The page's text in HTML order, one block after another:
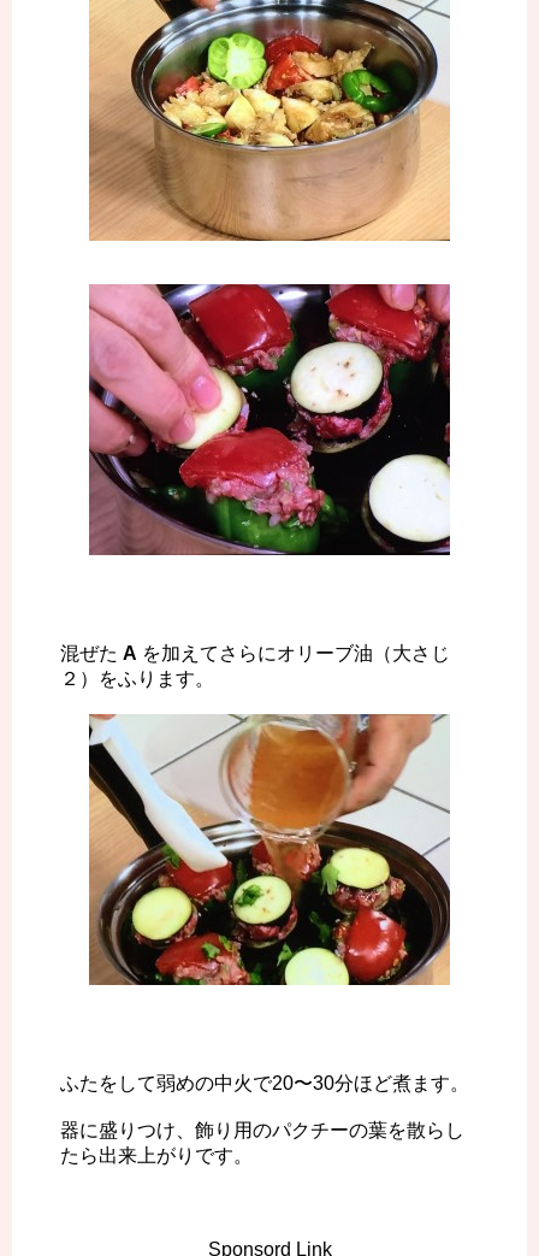
混ぜた A を加えてさらにオリーブ油（大さじ
２）をふります。
ふたをして弱めの中火で20〜30分ほど煮ます。
器に盛りつけ、飾り用のパクチーの葉を散らし
たら出来上がりです。
Sponsord Link